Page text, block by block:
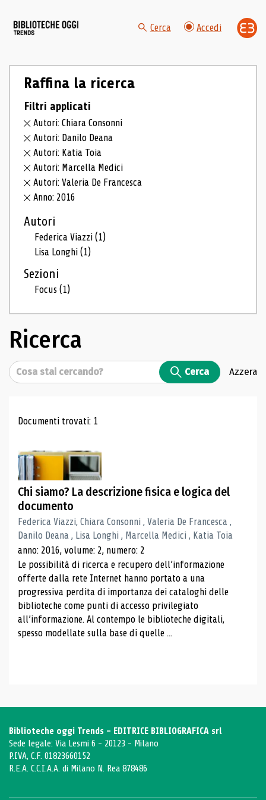
Cerca Accedi
Raffina la ricerca
Filtri applicati
Autori: Chiara Consonni
Autori: Danilo Deana
Autori: Katia Toia
Autori: Marcella Medici
Autori: Valeria De Francesca
Anno: 2016
Autori
Federica Viazzi(1)
Lisa Longhi(1)
Sezioni
Focus(1)
Ricerca
Cerca Cerca Azzera
Risultati di ricerca
Documenti trovati: 1
Chi siamo? La descrizione fisica e logica del
documento
Federica Viazzi, Chiara Consonni , Valeria De Francesca ,
Danilo Deana , Lisa Longhi , Marcella Medici , Katia Toia
anno: 2016, volume: 2, numero: 2
Le possibilità di ricerca e recupero dell’informazione
offerte dalla rete Internet hanno portato a una
progressiva perdita di importanza dei cataloghi delle
biblioteche come punti di accesso privilegiato
all’informazione. Al contempo le biblioteche digitali,
spesso modellate sulla base di quelle ...
Biblioteche oggi Trends - EDITRICE BIBLIOGRAFICA srl
Sede legale: Via Lesmi 6 - 20123 - Milano
P.IVA, C.F. 01823660152
R.E.A. C.C.I.A.A. di Milano N. Rea 878486